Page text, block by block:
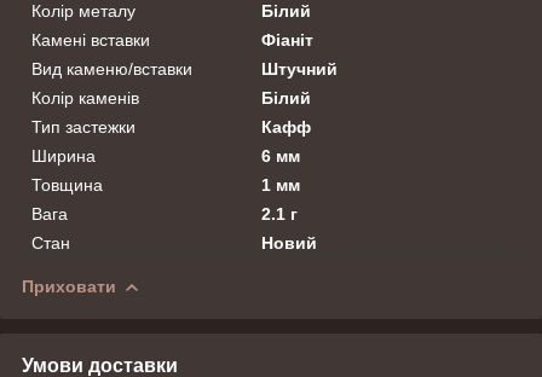
Колір металу
Білий
Камені вставки
Фіаніт
Вид каменю/вставки
Штучний
Колір каменів
Білий
Тип застежки
Кафф
Ширина
6 мм
Товщина
1 мм
Вага
2.1 г
Стан
Новий
Приховати
Умови доставки